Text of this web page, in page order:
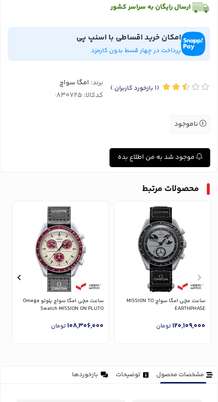
ارسال رایگان به سراسر کشور
امکان خرید اقساطی با اسنپ پی
پرداخت در چهار قسط بدون کارمزد
(1 بازخورد کاربران ) برند: امگا سواچ
کدکالا:
ناموجود
موجود شد به من اطلاع بده
محصولات مرتبط
ساعت مچی امگا سواچ MISSION TO
EARTHPHASE
120,109,000تومان
ساعت مچی امگا سواچ پلوتو Omega
Swatch MISSION ON PLUTO
108,306,000تومان
مشخصات محصول توضیحات بازخوردها